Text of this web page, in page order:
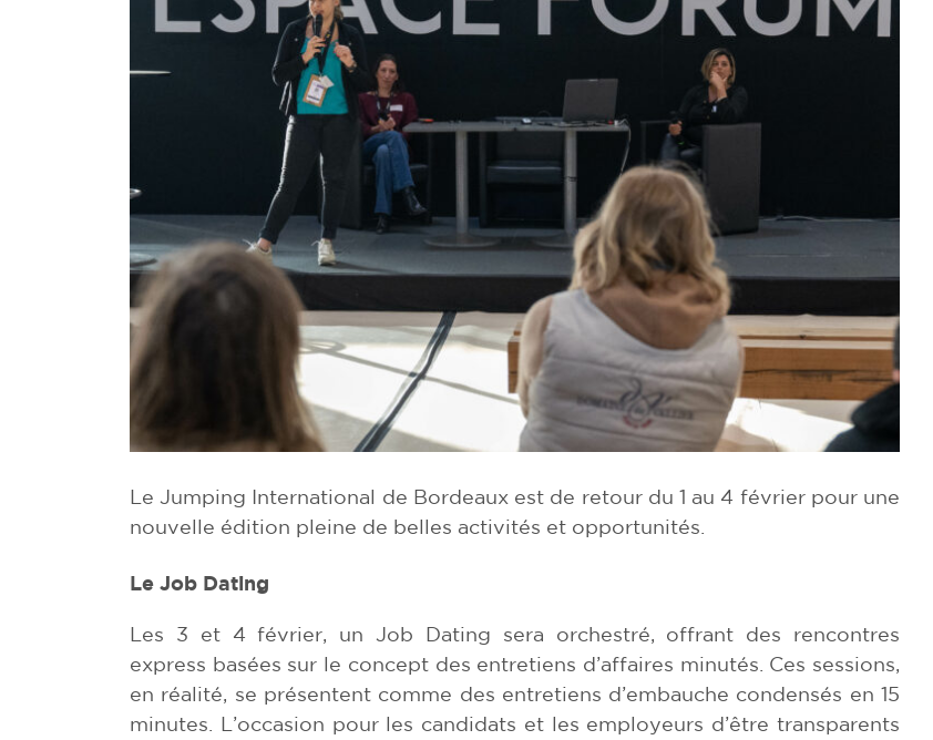
Le Jumping International de Bordeaux est de retour du 1 au 4 février pour une
nouvelle édition pleine de belles activités et opportunités.
Le Job Dating
Les 3 et 4 février, un Job Dating sera orchestré, offrant des rencontres
express basées sur le concept des entretiens d’affaires minutés. Ces sessions,
en réalité, se présentent comme des entretiens d’embauche condensés en 15
minutes. L’occasion pour les candidats et les employeurs d’être transparents